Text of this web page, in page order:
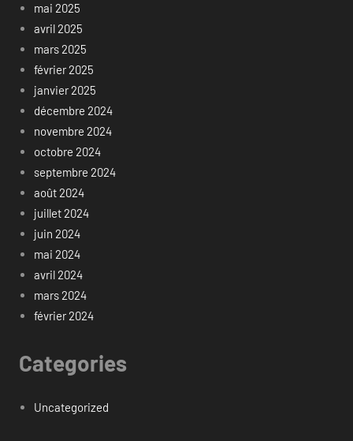
mai 2025
avril 2025
mars 2025
février 2025
janvier 2025
décembre 2024
novembre 2024
octobre 2024
septembre 2024
août 2024
juillet 2024
juin 2024
mai 2024
avril 2024
mars 2024
février 2024
Categories
Uncategorized